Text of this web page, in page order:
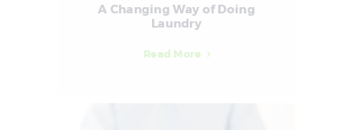
A Changing Way of Doing
Laundry
Read More